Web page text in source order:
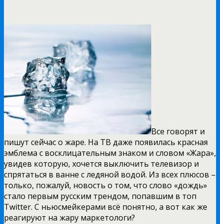
Все говорят и
пишут сейчас о жаре. На ТВ даже появилась красная
эмблема с восклицательным знаком и словом «Жара»,
увидев которую, хочется выключить телевизор и
спрятаться в ванне с ледяной водой. Из всех плюсов –
только, пожалуй, новость о том, что слово «дождь»
стало первым русским трендом, попавшим в топ
Twitter. С ньюсмейкерами всё понятно, а вот как же
реагируют на жару маркетологи?